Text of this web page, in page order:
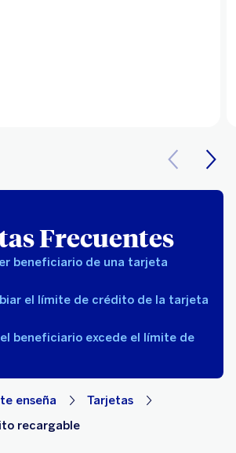
Frecuentes
beneficiario de una tarjeta
el límite de crédito de la tarjeta
beneficiario excede el límite de
enseña
Tarjetas
recargable